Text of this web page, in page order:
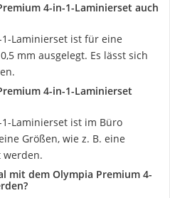
4-in-1-Laminierset auch
Laminierset ist für eine
mm ausgelegt. Es lässt sich
4-in-1-Laminierset
Laminierset ist im Büro
Größen, wie z. B. eine
werden.
mit dem Olympia Premium 4-